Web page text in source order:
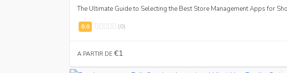
The Ultimate Guide to Selecting the Best Store Management Apps for
(0)
A PARTIR DE€1